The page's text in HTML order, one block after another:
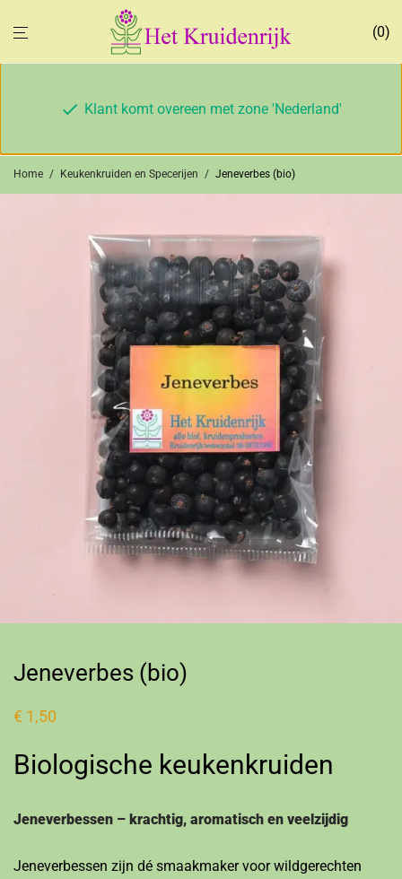
0
Klant komt overeen met zone 'Nederland'
Home / Keukenkruiden en Specerijen / Jeneverbes (bio)
Jeneverbes (bio)
€ 1,50
Biologische keukenkruiden
Jeneverbessen – krachtig, aromatisch en veelzijdig
Jeneverbessen zijn dé smaakmaker voor wildgerechten